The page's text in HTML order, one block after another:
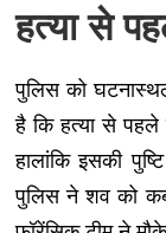
हत्या से
पुलिस को
है कि हत्या से
हालांकि इसकी
पुलिस ने शव को